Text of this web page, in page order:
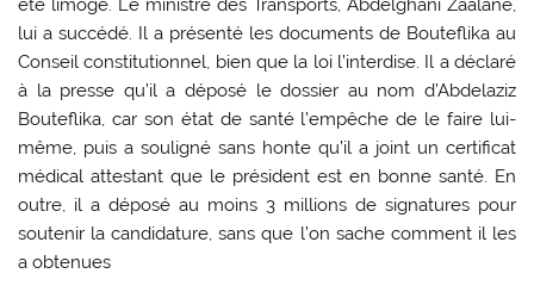
été limogé. Le ministre des Transports, Abdelghani Zaalane,
lui a succédé. Il a présenté les documents de Bouteflika au
Conseil constitutionnel, bien que la loi l’interdise. Il a déclaré
à la presse qu’il a déposé le dossier au nom d’Abdelaziz
Bouteflika, car son état de santé l’empêche de le faire lui-
même, puis a souligné sans honte qu’il a joint un certificat
médical attestant que le président est en bonne santé. En
outre, il a déposé au moins 3 millions de signatures pour
soutenir la candidature, sans que l’on sache comment il les
a obtenues